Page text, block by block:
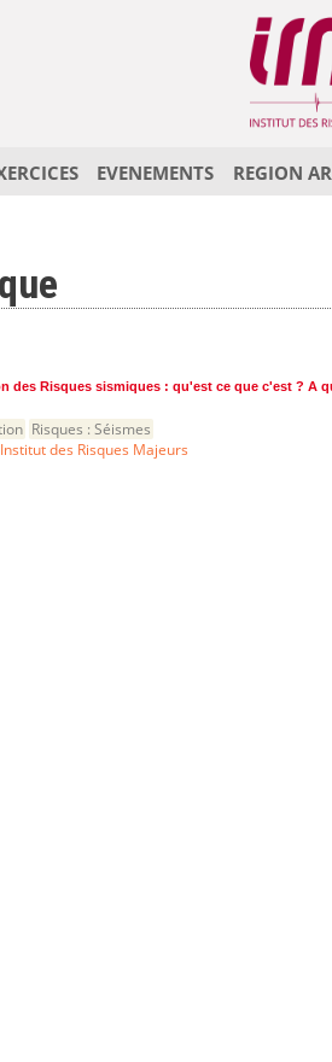
EVENEMENTS REGION
des Risques sismiques : qu'est ce que c'est ? A
Risques : Séismes
des Risques Majeurs